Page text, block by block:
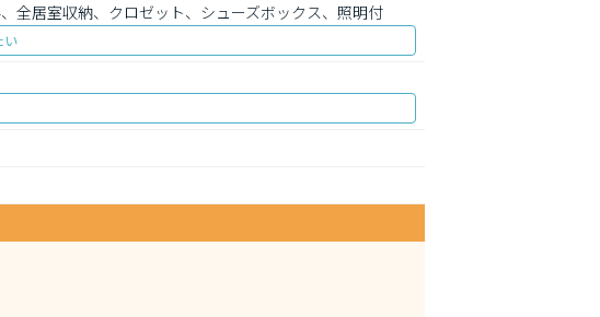
全居室収納、クロゼット、シューズボックス、照明付
い